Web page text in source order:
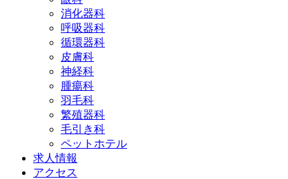
消化器科
呼吸器科
循環器科
皮膚科
神経科
腫瘍科
羽毛科
繁殖器科
毛引き科
ペットホテル
求人情報
アクセス